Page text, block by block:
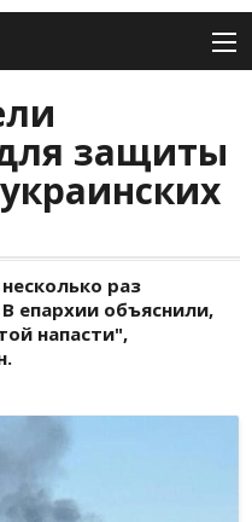
защиты
раз
епархии объяснили,
напасти",